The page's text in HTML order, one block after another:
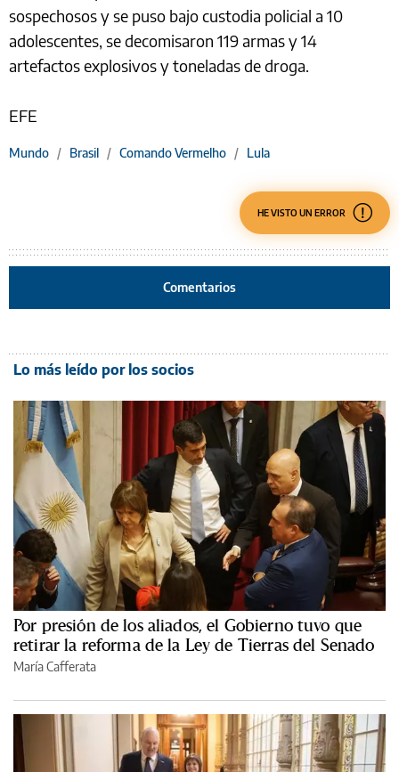
sospechosos y se puso bajo custodia policial a 10
adolescentes, se decomisaron 119 armas y 14
artefactos explosivos y toneladas de droga.
EFE
Mundo / Brasil / Comando Vermelho / Lula
HE VISTO UN ERROR
Comentarios
Lo más leído por los socios
Por presión de los aliados, el Gobierno tuvo que
retirar la reforma de la Ley de Tierras del Senado
María Cafferata